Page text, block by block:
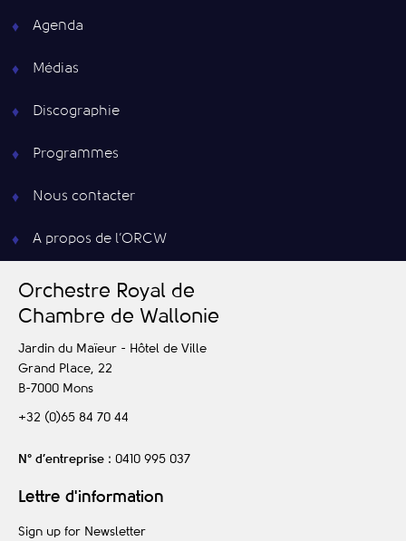
Agenda
Médias
Discographie
Programmes
Nous contacter
A propos de l’ORCW
Orchestre Royal de
Chambre de Wallonie
Jardin du Maïeur - Hôtel de Ville
Grand Place, 22
B-7000 Mons
+32 (0)65 84 70 44
N° d’entreprise : 0410 995 037
Lettre d'information
Sign up for Newsletter